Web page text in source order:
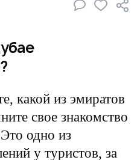
какой из эмиратов
свое знакомство
одно из
у туристов, за